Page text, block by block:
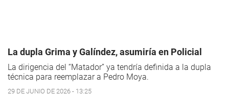
La dupla Grima y Galíndez, asumiría en Policial
La dirigencia del “Matador” ya tendría definida a la dupla
técnica para reemplazar a Pedro Moya.
29 DE JUNIO DE 2026 - 13:25